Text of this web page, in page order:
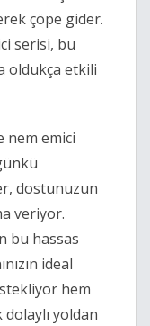
çöpe gider.
serisi, bu
oldukça etkili
nem emici
dostunuzun
veriyor.
bu hassas
ideal
hem
dolaylı yoldan